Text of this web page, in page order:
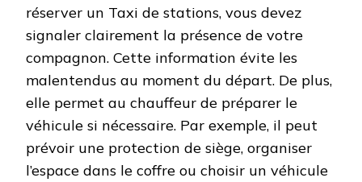
réserver un Taxi de stations, vous devez
signaler clairement la présence de votre
compagnon. Cette information évite les
malentendus au moment du départ. De plus,
elle permet au chauffeur de préparer le
véhicule si nécessaire. Par exemple, il peut
prévoir une protection de siège, organiser
l’espace dans le coffre ou choisir un véhicule